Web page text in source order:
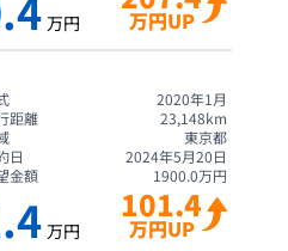
万円 万円UP
2020年1月
距離
23,148km
東京都
日
2024年5月20日
金額
1900.0万円
万円
101.4
万円UP